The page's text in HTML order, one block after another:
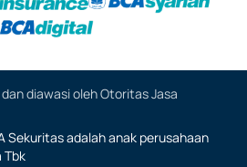
diawasi oleh Otoritas Jasa
Sekuritas adalah anak perusahaan
Tbk